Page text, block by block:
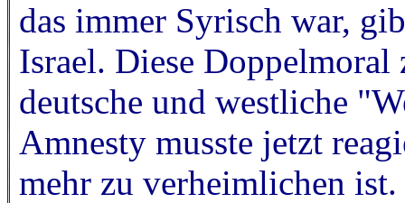
das immer Syrisch war,
Israel. Diese Doppelmoral
deutsche und westliche
Amnesty musste jetzt
mehr zu verheimlichen